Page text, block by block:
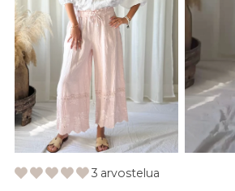
3 arvostelua